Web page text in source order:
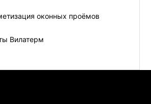
оконных проёмов
Вилатерм